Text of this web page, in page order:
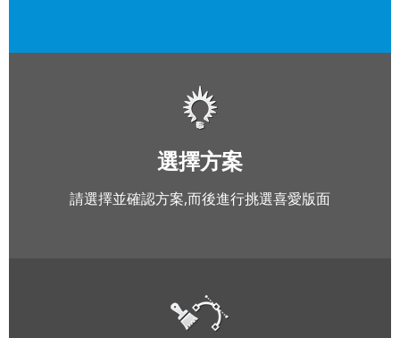
選擇方案
請選擇並確認方案,而後進行挑選喜愛版面